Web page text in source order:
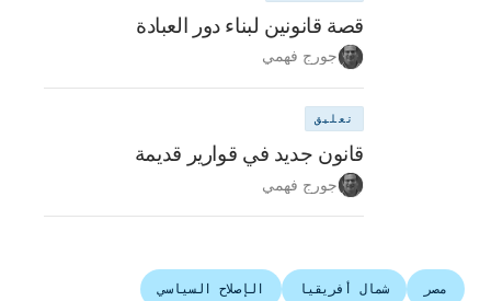
قصة قانونين لبناء دور العبادة
جورج فهمي
تعليق
قانون جديد في قوارير قديمة
جورج فهمي
مصر شمال أفريقيا الإصلاح السياسي